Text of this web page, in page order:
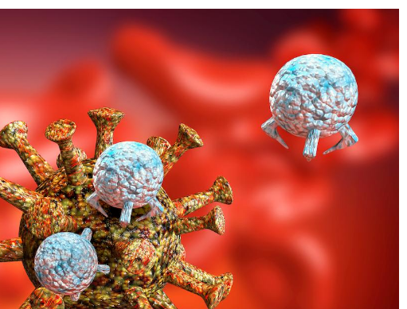
Bébés, jeunes enfants :
pharmacie pour les
vacances ?
Syndrome métabolique :
quels sont les meilleurs
exercices physiques ?
Comment éviter une otite
pendant les vacances ?
Hantavirus : un
détecté chez un
en France
Mortalité
rapport
son taux élevé en
Grossesse à
naturel attire